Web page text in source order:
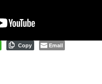
Copy Email